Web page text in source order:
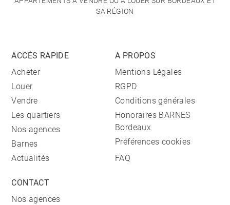
SA RÉGION
ACCÈS RAPIDE
Acheter
Louer
Vendre
Les quartiers
Nos agences
Barnes
Actualités
A PROPOS
Mentions Légales
RGPD
Conditions générales
Honoraires BARNES
Bordeaux
Préférences cookies
FAQ
CONTACT
Nos agences